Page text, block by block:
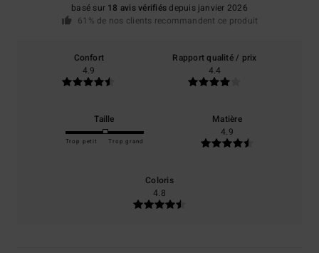
basé sur 18 avis vérifiésdepuis janvier 2026
61% de nos clients recommandent ce produit
Confort
4.9
Rapport qualité / prix
4.4
Taille
Trop petit Trop grand
Matière
4.9
Coloris
4.8